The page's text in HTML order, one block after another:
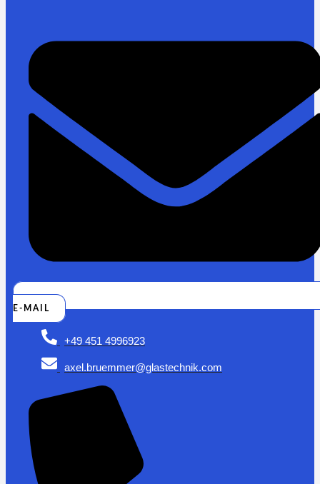
E-MAIL
+49 451 4996923
axel.bruemmer@glastechnik.com